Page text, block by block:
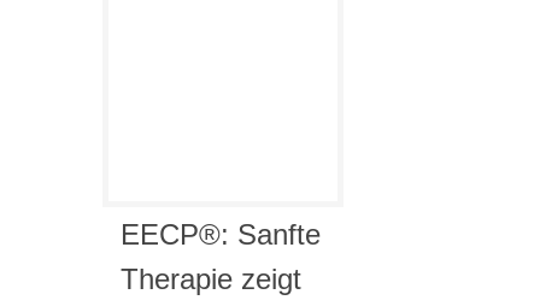
EECP®: Sanfte
Therapie zeigt